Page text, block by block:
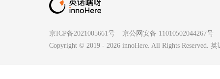
京ICP备2021005661号
京公网安备 11010502044267号
Copyright © 2019 - 2026 innoHere. All Rights Reserved.